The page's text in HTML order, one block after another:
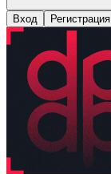
Вход Регистрация